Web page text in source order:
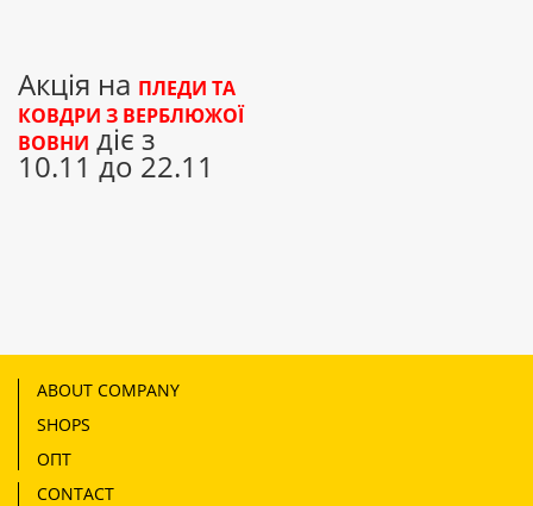
Акція на ПЛЕДИ ТА
КОВДРИ З ВЕРБЛЮЖОЇ
ВОВНИ діє з
10.11 до 22.11
ABOUT COMPANY
SHOPS
ОПТ
CONTACT